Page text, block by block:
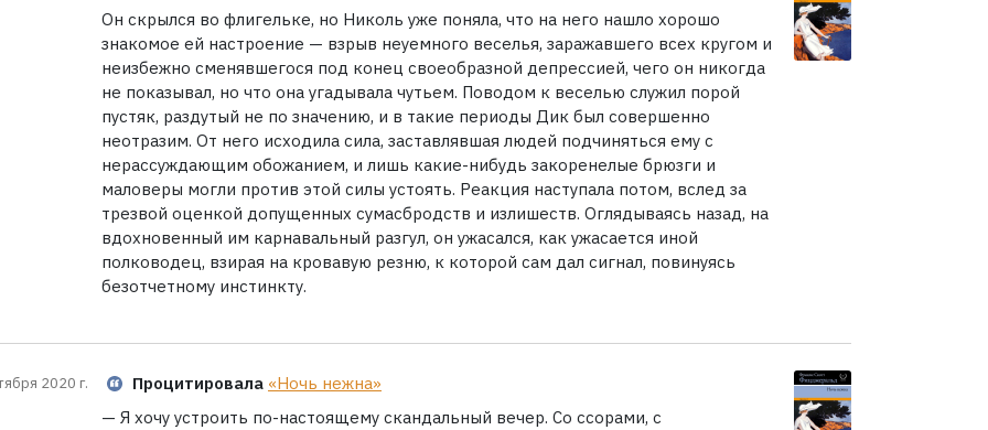
Он скрылся во флигельке, но Николь уже поняла, что на него нашло хорошо
знакомое ей настроение — взрыв неуемного веселья, заражавшего всех кругом и
неизбежно сменявшегося под конец своеобразной депрессией, чего он никогда
не показывал, но что она угадывала чутьем. Поводом к веселью служил порой
пустяк, раздутый не по значению, и в такие периоды Дик был совершенно
неотразим. От него исходила сила, заставлявшая людей подчиняться ему с
нерассуждающим обожанием, и лишь какие-нибудь закоренелые брюзги и
маловеры могли против этой силы устоять. Реакция наступала потом, вслед за
трезвой оценкой допущенных сумасбродств и излишеств. Оглядываясь назад, на
вдохновенный им карнавальный разгул, он ужасался, как ужасается иной
полководец, взирая на кровавую резню, к которой сам дал сигнал, повинуясь
безотчетному инстинкту.
2020 г. Процитировала «Ночь нежна»
— Я хочу устроить по-настоящему скандальный вечер. Со ссорами, с